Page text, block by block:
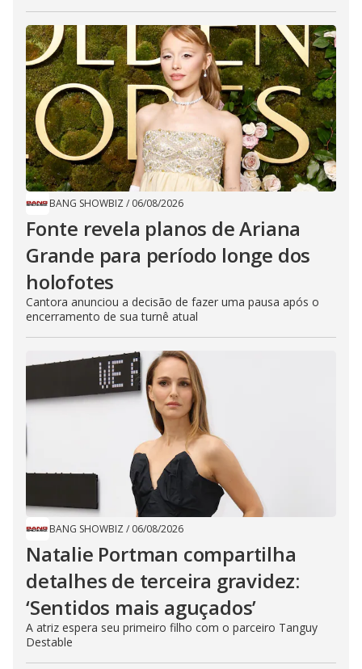
BANG SHOWBIZ / 06/08/2026
Fonte revela planos de Ariana
Grande para período longe dos
holofotes
Cantora anunciou a decisão de fazer uma pausa após o
encerramento de sua turnê atual
BANG SHOWBIZ / 06/08/2026
Natalie Portman compartilha
detalhes de terceira gravidez:
‘Sentidos mais aguçados’
A atriz espera seu primeiro filho com o parceiro Tanguy
Destable